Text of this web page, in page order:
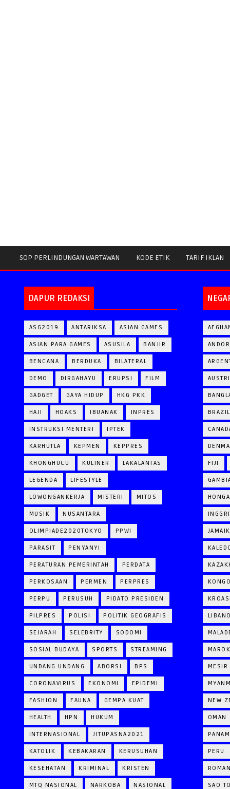
SOP PERLINDUNGAN WARTAWAN KODE ETIK TARIF IKLAN
DAPUR REDAKSI
ASG2019 ANTARIKSA ASIAN GAMES
ASIAN PARA GAMES ASUSILA BANJIR
BENCANA BERDUKA BILATERAL
DEMO DIRGAHAYU ERUPSI FILM
GADGET GAYA HIDUP HKG PKK
HAJI HOAKS IBUANAK INPRES
INSTRUKSI MENTERI IPTEK
KARHUTLA KEPMEN KEPPRES
KHONGHUCU KULINER LAKALANTAS
LEGENDA LIFESTYLE
LOWONGANKERJA MISTERI MITOS
MUSIK NUSANTARA
OLIMPIADE2020TOKYO PPWI
PARASIT PENYANYI
PERATURAN PEMERINTAH PERDATA
PERKOSAAN PERMEN PERPRES
PERPU PERUSUH PIDATO PRESIDEN
PILPRES POLISI POLITIK GEOGRAFIS
SEJARAH SELEBRITY SODOMI
SOSIAL BUDAYA SPORTS STREAMING
UNDANG UNDANG ABORSI BPS
CORONAVIRUS EKONOMI EPIDEMI
FASHION FAUNA GEMPA KUAT
HEALTH HPN HUKUM
INTERNASIONAL JITUPASNA2021
KATOLIK KEBAKARAN KERUSUHAN
KESEHATAN KRIMINAL KRISTEN
MTQ NASIONAL NARKOBA NASIONAL
BRAZIL
FIJI
MESIR
NEW
OMAN
PERU
SAO